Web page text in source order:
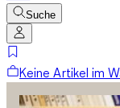
Suche
Keine Artikel im